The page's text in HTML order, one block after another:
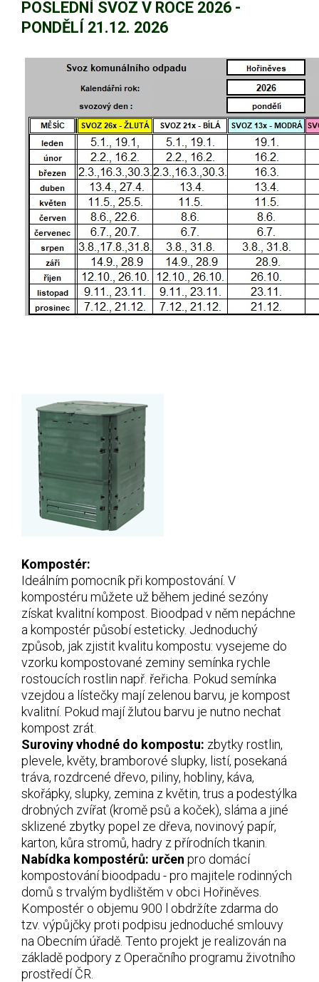
POSLEDNÍ SVOZ V ROCE 2026 -
PONDĚLÍ 21.12. 2026
Kompostér:
Ideálním pomocník při kompostování. V
kompostéru můžete už během jediné sezóny
získat kvalitní kompost. Bioodpad v něm nepáchne
a kompostér působí esteticky. Jednoduchý
způsob, jak zjistit kvalitu kompostu: vysejeme do
vzorku kompostované zeminy semínka rychle
rostoucích rostlin např. řeřicha. Pokud semínka
vzejdou a lístečky mají zelenou barvu, je kompost
kvalitní. Pokud mají žlutou barvu je nutno nechat
kompost zrát.
Suroviny vhodné do kompostu: zbytky rostlin,
plevele, květy, bramborové slupky, listí, posekaná
tráva, rozdrcené dřevo, piliny, hobliny, káva,
skořápky, slupky, zemina z květin, trus a podestýlka
drobných zvířat (kromě psů a koček), sláma a jiné
sklizené zbytky popel ze dřeva, novinový papír,
karton, kůra stromů, hadry z přírodních tkanin.
Nabídka kompostérů: určen pro domácí
kompostování bioodpadu - pro majitele rodinných
domů s trvalým bydlištěm v obci Hořiněves.
Kompostér o objemu 900 l obdržíte zdarma do
tzv. výpůjčky proti podpisu jednoduché smlouvy
na Obecním úřadě. Tento projekt je realizován na
základě podpory z Operačního programu životního
prostředí ČR.